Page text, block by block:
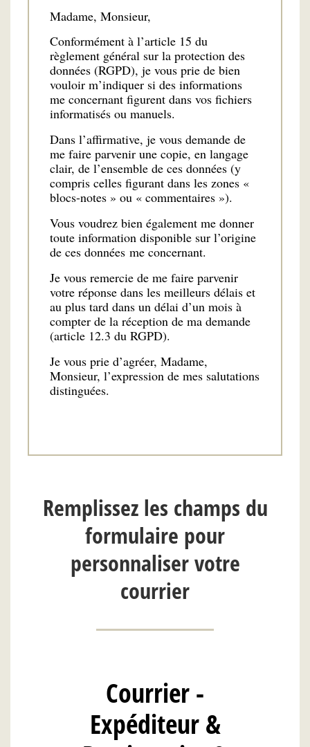
Madame, Monsieur,
Conformément à l’article 15 du
règlement général sur la protection des
données (RGPD), je vous prie de bien
vouloir m’indiquer si des informations
me concernant figurent dans vos fichiers
informatisés ou manuels.
Dans l’affirmative, je vous demande de
me faire parvenir une copie, en langage
clair, de l’ensemble de ces données (y
compris celles figurant dans les zones «
blocs-notes » ou « commentaires »).
Vous voudrez bien également me donner
toute information disponible sur l’origine
de ces données me concernant.
Je vous remercie de me faire parvenir
votre réponse dans les meilleurs délais et
au plus tard dans un délai d’un mois à
compter de la réception de ma demande
(article 12.3 du RGPD).
Je vous prie d’agréer, Madame,
Monsieur, l’expression de mes salutations
distinguées.
Remplissez les champs du
formulaire pour
personnaliser votre
courrier
Courrier -
Expéditeur &